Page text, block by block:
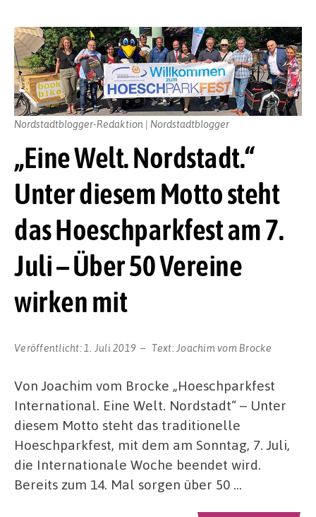
„Eine Welt. Nordstadt.“
Unter diesem Motto steht
das Hoeschparkfest am 7.
Juli – Über 50 Vereine
wirken mit
Veröffentlicht: 1. Juli 2019 Text: Joachim vom Brocke
Nordstadtblogger-Redaktion | Nordstadtblogger
Von Joachim vom Brocke „Hoeschparkfest
International. Eine Welt. Nordstadt“ – Unter
diesem Motto steht das traditionelle
Hoeschparkfest, mit dem am Sonntag, 7. Juli,
die Internationale Woche beendet wird.
Bereits zum 14. Mal sorgen über 50 …